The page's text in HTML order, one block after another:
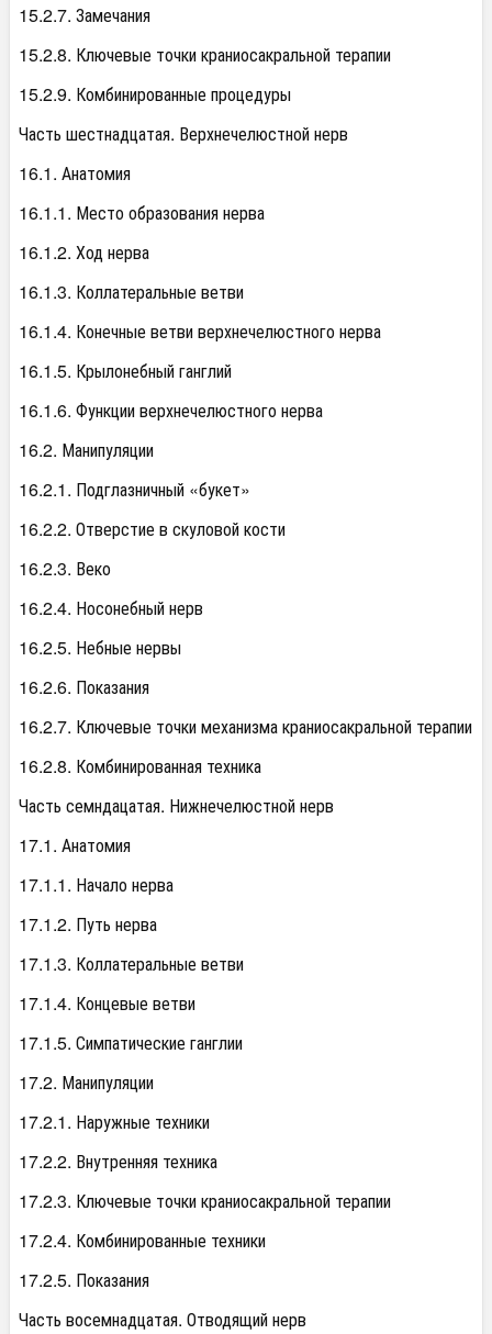
15.2.7. Замечания
15.2.8. Ключевые точки краниосакральной терапии
15.2.9. Комбинированные процедуры
Часть шестнадцатая. Верхнечелюстной нерв
16.1. Анатомия
16.1.1. Место образования нерва
16.1.2. Ход нерва
16.1.3. Коллатеральные ветви
16.1.4. Конечные ветви верхнечелюстного нерва
16.1.5. Крылонебный ганглий
16.1.6. Функции верхнечелюстного нерва
16.2. Манипуляции
16.2.1. Подглазничный «букет»
16.2.2. Отверстие в скуловой кости
16.2.3. Веко
16.2.4. Носонебный нерв
16.2.5. Небные нервы
16.2.6. Показания
16.2.7. Ключевые точки механизма краниосакральной терапии
16.2.8. Комбинированная техника
Часть семндацатая. Нижнечелюстной нерв
17.1. Анатомия
17.1.1. Начало нерва
17.1.2. Путь нерва
17.1.3. Коллатеральные ветви
17.1.4. Концевые ветви
17.1.5. Симпатические ганглии
17.2. Манипуляции
17.2.1. Наружные техники
17.2.2. Внутренняя техника
17.2.3. Ключевые точки краниосакральной терапии
17.2.4. Комбинированные техники
17.2.5. Показания
Часть восемнадцатая. Отводящий нерв